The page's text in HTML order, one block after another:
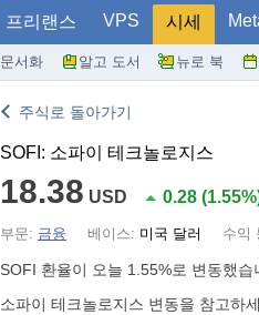
프리랜스 VPS 시세
문서화 알고 도서 뉴로 북
주식로 돌아가기
SOFI: 소파이 테크놀로지스
18.38 USD 0.28 (1.55%
부문: 금융 베이스: 미국 달러 수익
SOFI 환율이 오늘 1.55%로 변동했
소파이 테크놀로지스 변동을 참고하